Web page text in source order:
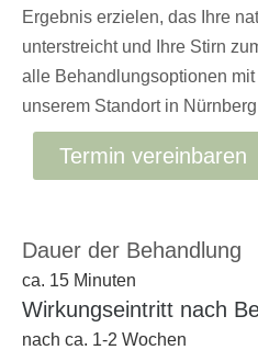
Ergebnis erzielen, das Ihre
unterstreicht und Ihre Stirn
alle Behandlungsoptionen
unserem Standort in
Termin vereinbaren
Dauer der Behandlung
ca. 15 Minuten
Wirkungseintritt nach
nach ca. 1-2 Wochen